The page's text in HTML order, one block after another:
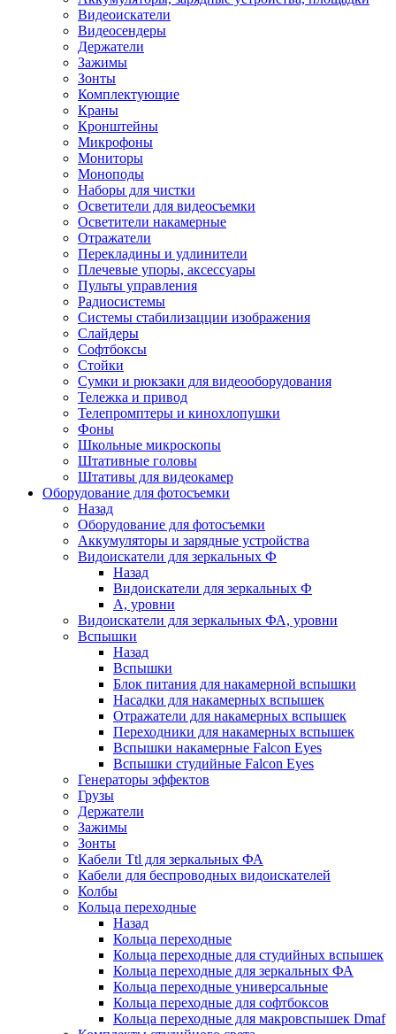
Видеоискатели
Видеосендеры
Держатели
Зажимы
Зонты
Комплектующие
Краны
Кронштейны
Микрофоны
Мониторы
Моноподы
Наборы для чистки
Осветители для видеосъемки
Осветители накамерные
Отражатели
Перекладины и удлинители
Плечевые упоры, аксессуары
Пульты управления
Радиосистемы
Системы стабилизацции изображения
Слайдеры
Софтбоксы
Стойки
Сумки и рюкзаки для видеооборудования
Тележка и привод
Телепромптеры и кинохлопушки
Фоны
Школьные микроскопы
Штативные головы
Штативы для видеокамер
Оборудование для фотосъемки
Назад
Оборудование для фотосъемки
Аккумуляторы и зарядные устройства
Видоискатели для зеркальных Ф
Назад
Видоискатели для зеркальных Ф
А, уровни
Видоискатели для зеркальных ФА, уровни
Вспышки
Назад
Вспышки
Блок питания для накамерной вспышки
Насадки для накамерных вспышек
Отражатели для накамерных вспышек
Переходники для накамерных вспышек
Вспышки накамерные Falcon Eyes
Вспышки студийные Falcon Eyes
Генераторы эффектов
Грузы
Держатели
Зажимы
Зонты
Кабели Ttl для зеркальных ФА
Кабели для беспроводных видоискателей
Колбы
Кольца переходные
Назад
Кольца переходные
Кольца переходные для студийных вспышек
Кольца переходные для зеркальных ФА
Кольца переходные универсальные
Кольца переходные для софтбоксов
Кольца переходные для макровспышек Dmaf